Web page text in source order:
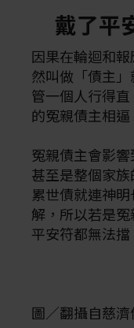
戴了平
因果在輪迴和
然叫做「債主
管一個人行得
的冤親債主相逼
冤親債主會影
甚至是整個家
累世債就連神
解，所以若是
平安符都無法擋
圖／翻攝自慈